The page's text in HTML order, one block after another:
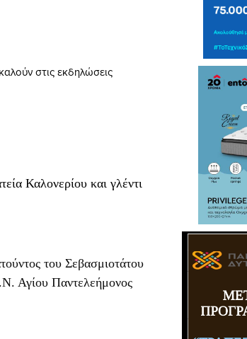
στις εκδηλώσεις
Καλονερίου και γλέντι
του Σεβασμιοτάτου
Αγίου Παντελεήμονος